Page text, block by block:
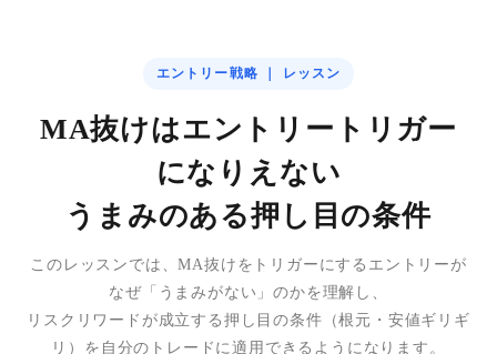
エントリー戦略 ｜ レッスン
MA抜けはエントリートリガー
になりえない
うまみのある押し目の条件
このレッスンでは、MA抜けをトリガーにするエントリーが
なぜ「うまみがない」のかを理解し、
リスクリワードが成立する押し目の条件（根元・安値ギリギ
リ）を自分のトレードに適用できるようになります。